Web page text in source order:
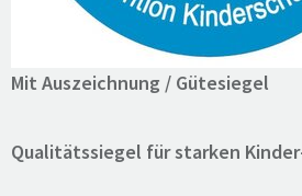
Mit Auszeichnung / Gütesiegel
Qualitätssiegel für starken